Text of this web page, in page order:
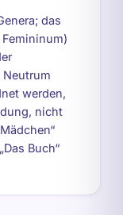
das
werden,
nicht
Buch“